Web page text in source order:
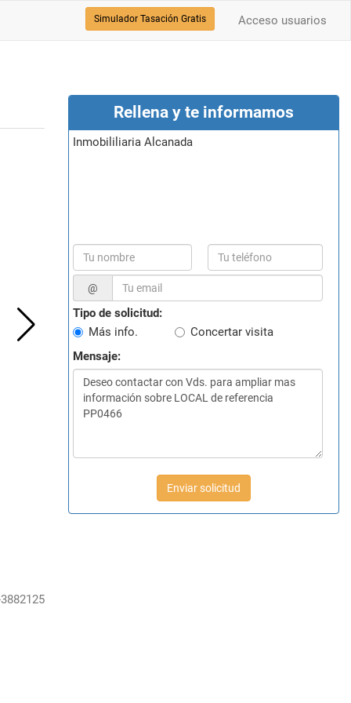
Acceso usuarios
Simulador Tasación Gratis
Rellena y te informamos
Inmobililiaria Alcanada
@
Tipo de solicitud:
Más info.
Concertar visita
Mensaje:
Enviar solicitud